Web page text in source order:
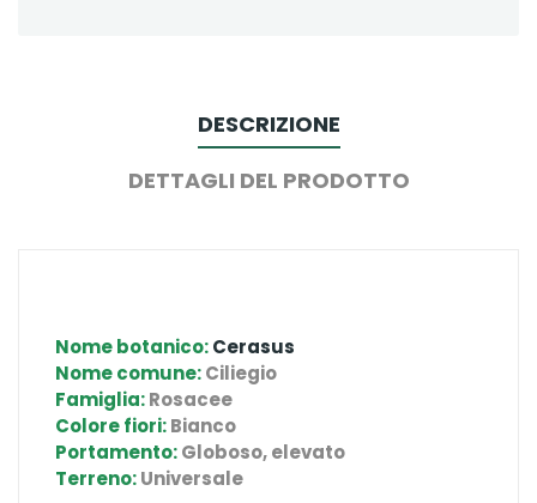
DESCRIZIONE
DETTAGLI DEL PRODOTTO
Nome botanico:Cerasus
Nome comune:Ciliegio
Famiglia:Rosacee
Colore fiori:Bianco
Portamento:Globoso, elevato
Terreno:Universale